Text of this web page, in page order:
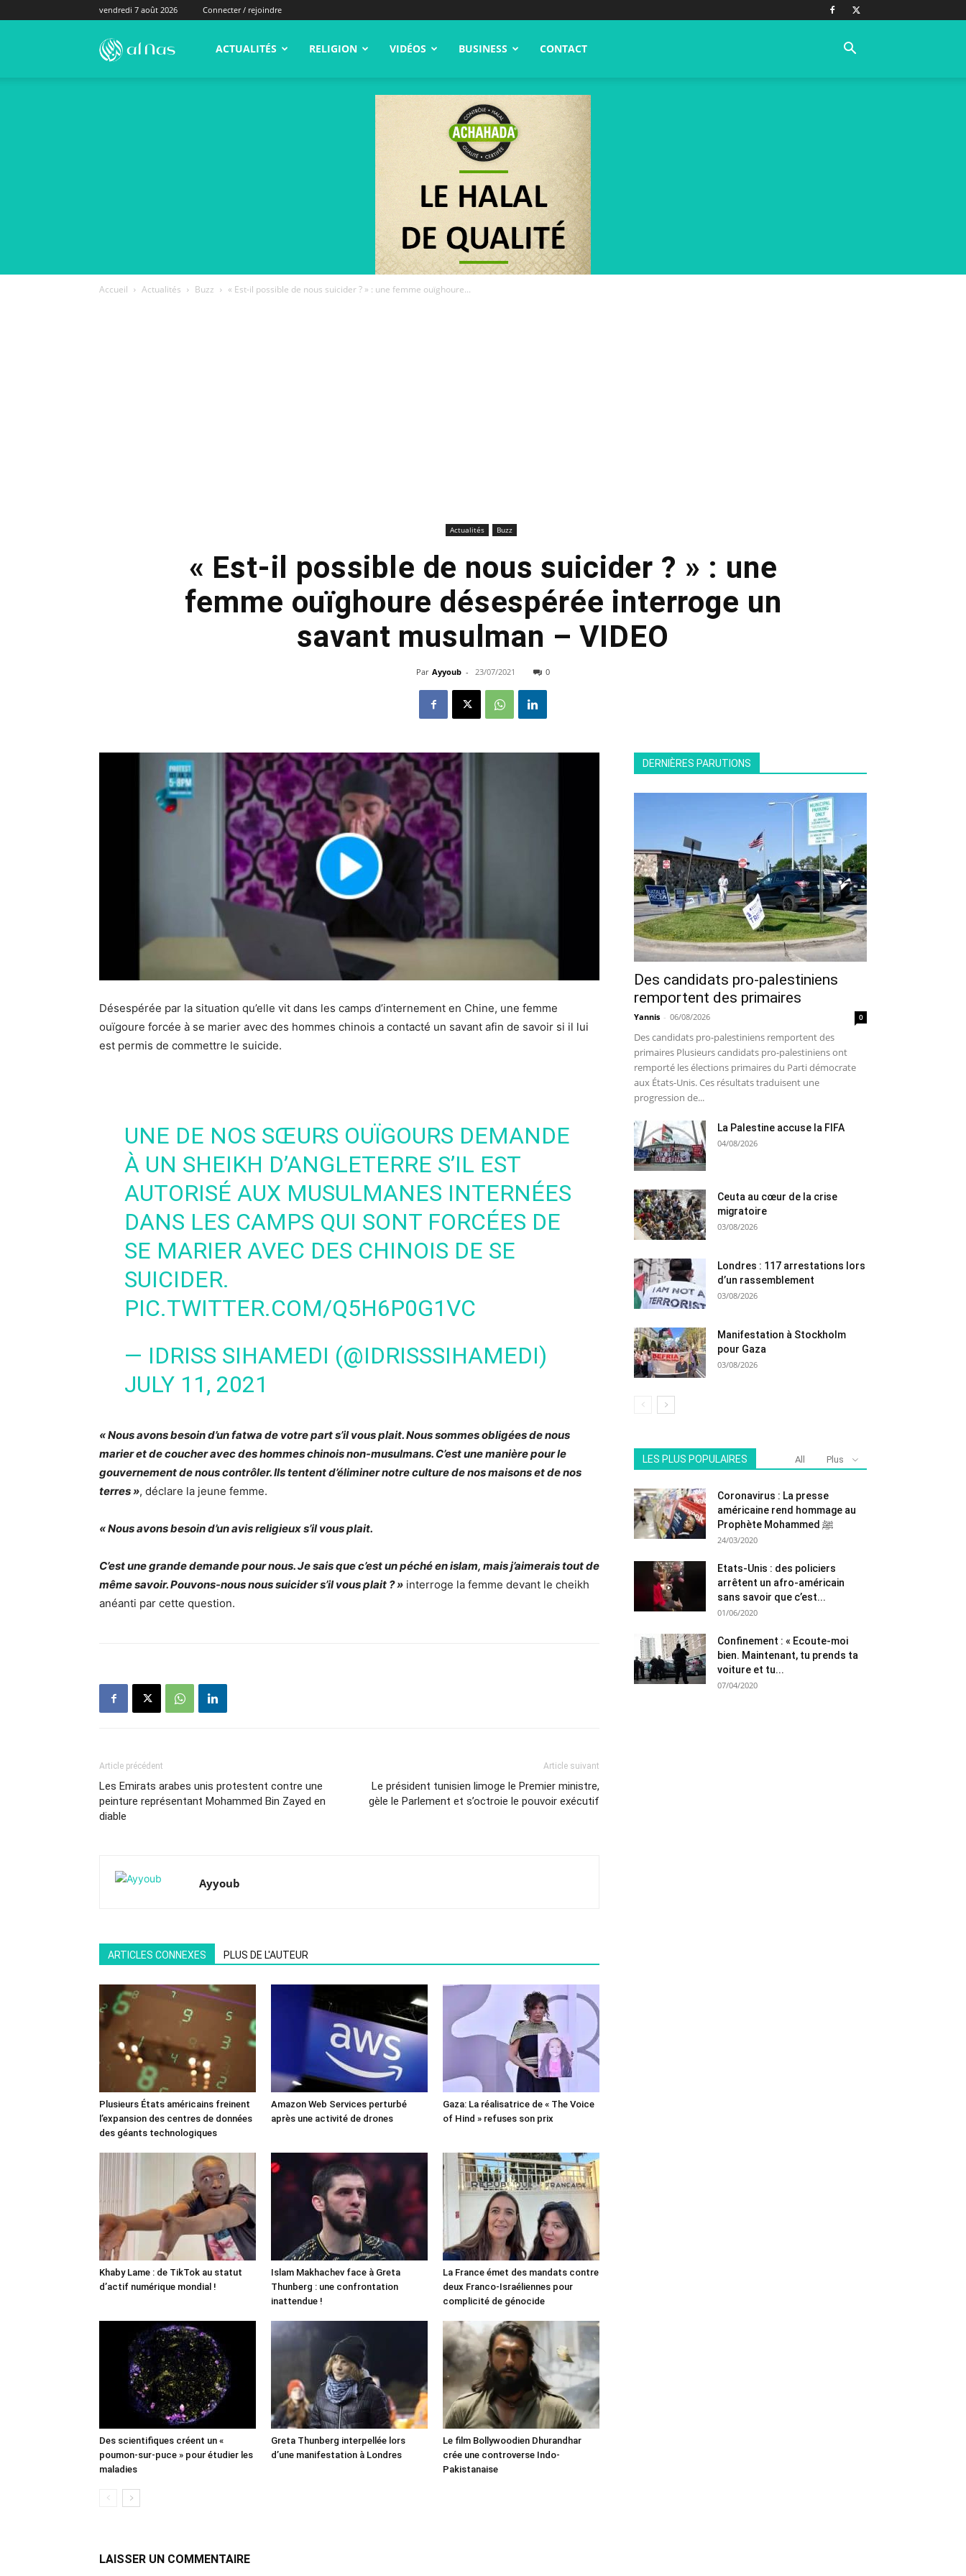
vendredi 7 août 2026 Connecter / rejoindre
alNas.fr ACTUALITÉS RELIGION VIDÉOS BUSINESS CONTACT
Accueil Actualités Buzz « Est-il possible de nous suicider ? » : une femme ouïghoure...
Actualités Buzz
« Est-il possible de nous suicider ? » : une
femme ouïghoure désespérée interroge un
savant musulman – VIDEO
Par Ayyoub - 23/07/2021 0
Désespérée par la situation qu’elle vit dans les camps d’internement en Chine, une femme
ouïgoure forcée à se marier avec des hommes chinois a contacté un savant afin de savoir si il lui
est permis de commettre le suicide.
UNE DE NOS SŒURS OUÏGOURS DEMANDE
À UN SHEIKH D’ANGLETERRE S’IL EST
AUTORISÉ AUX MUSULMANES INTERNÉES
DANS LES CAMPS QUI SONT FORCÉES DE
SE MARIER AVEC DES CHINOIS DE SE
SUICIDER.
PIC.TWITTER.COM/Q5H6P0G1VC
— IDRISS SIHAMEDI (@IDRISSSIHAMEDI)
JULY 11, 2021
« Nous avons besoin d’un fatwa de votre part s’il vous plait. Nous sommes obligées de nous
marier et de coucher avec des hommes chinois non-musulmans. C’est une manière pour le
gouvernement de nous contrôler. Ils tentent d’éliminer notre culture de nos maisons et de nos
terres », déclare la jeune femme.
« Nous avons besoin d’un avis religieux s’il vous plait.
C’est une grande demande pour nous. Je sais que c’est un péché en islam, mais j’aimerais tout de
même savoir. Pouvons-nous nous suicider s’il vous plait ? » interroge la femme devant le cheikh
anéanti par cette question.
Article précédent
Les Emirats arabes unis protestent contre une
peinture représentant Mohammed Bin Zayed en
diable
Article suivant
Le président tunisien limoge le Premier ministre,
gèle le Parlement et s’octroie le pouvoir exécutif
Ayyoub
ARTICLES CONNEXES PLUS DE L'AUTEUR
Plusieurs États américains freinent
l’expansion des centres de données
des géants technologiques
Amazon Web Services perturbé
après une activité de drones
Gaza: La réalisatrice de « The Voice
of Hind » refuses son prix
Khaby Lame : de TikTok au statut
d’actif numérique mondial !
Islam Makhachev face à Greta
Thunberg : une confrontation
inattendue !
La France émet des mandats contre
deux Franco-Israéliennes pour
complicité de génocide
Des scientifiques créent un «
poumon-sur-puce » pour étudier les
maladies
Greta Thunberg interpellée lors
d’une manifestation à Londres
Le film Bollywoodien Dhurandhar
crée une controverse Indo-
Pakistanaise
LAISSER UN COMMENTAIRE
DERNIÈRES PARUTIONS
Des candidats pro-palestiniens
remportent des primaires
Yannis - 06/08/2026 0
Des candidats pro-palestiniens remportent des
primaires Plusieurs candidats pro-palestiniens ont
remporté les élections primaires du Parti démocrate
aux États-Unis. Ces résultats traduisent une
progression de...
La Palestine accuse la FIFA
04/08/2026
Ceuta au cœur de la crise
migratoire
03/08/2026
Londres : 117 arrestations lors
d’un rassemblement
03/08/2026
Manifestation à Stockholm
pour Gaza
03/08/2026
LES PLUS POPULAIRES All Plus
Coronavirus : La presse
américaine rend hommage au
Prophète Mohammed ﷺ
24/03/2020
Etats-Unis : des policiers
arrêtent un afro-américain
sans savoir que c’est...
01/06/2020
Confinement : « Ecoute-moi
bien. Maintenant, tu prends ta
voiture et tu...
07/04/2020